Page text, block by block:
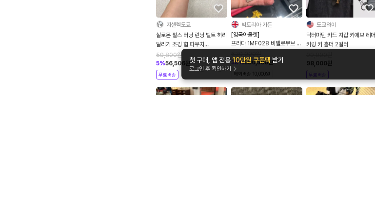
첫 구매, 앱 전용10만원 쿠폰팩받기
로그인 후 확인하기
지셀렉도쿄
살로몬 펄스 러닝 런닝 벨트 허리
달리기 조깅 힙 파우치
LC2179800
59,800원
5%56,506 원
무료배송
빅토리아 가든
[영국아울렛]
프라다 1MF028 비텔로무브 레
Cipria
38%386,500원
해외배송 10,000원
도쿄와이
닥터마틴 카드 지갑 키에브 레더
키링 키 홀더 2컬러
98,000원
무료배송